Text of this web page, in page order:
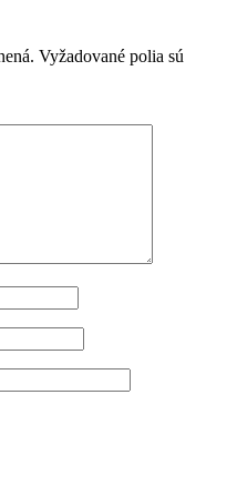
Vyžadované polia sú